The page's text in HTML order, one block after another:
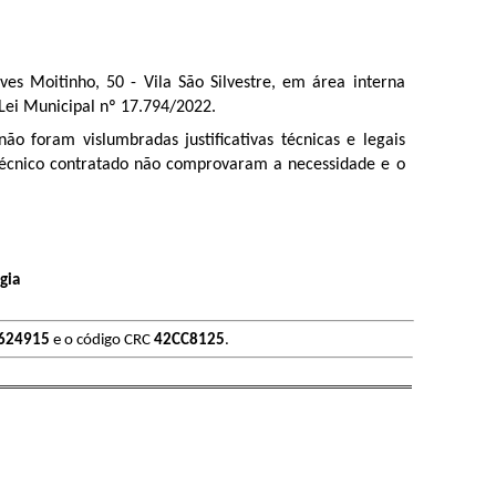
Moitinho, 50 - Vila São Silvestre, em área interna
Municipal nº 17.794/2022.
foram vislumbradas justificativas técnicas e legais
contratado não comprovaram a necessidade e o
e o código CRC42CC8125.